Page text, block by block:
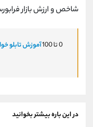
شاخص و ارزش بازار
0 تا 100 آموزش تابلو
در این باره بیشتر بخوانید